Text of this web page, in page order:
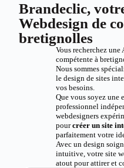
Brandeclic,
Webdesign de
bretignolles
Vous recherchez une
compétente à
Nous sommes
le design de sites
vos besoins.
Que vous soyez une
professionnel
webdesigners
pourcréer un site
parfaitement votre
Avec un design
intuitive, votre site
atout pour attirer et